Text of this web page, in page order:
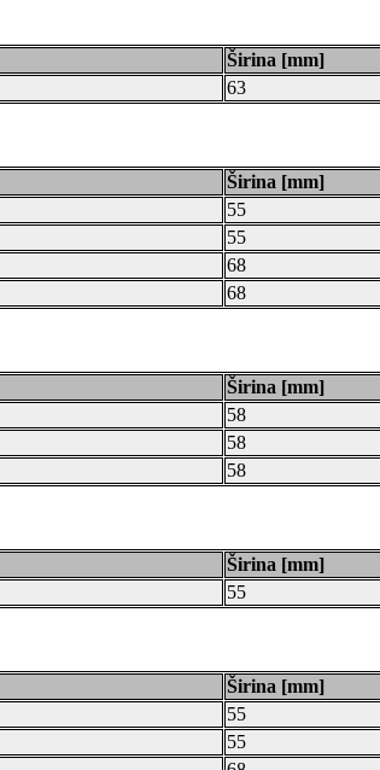
Širina [mm]
63
Širina [mm]
55
55
68
68
Širina [mm]
58
58
58
Širina [mm]
55
Širina [mm]
55
55